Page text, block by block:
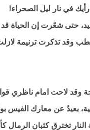
رأيك في نار ليل الصحراء!
حتى شعًرت إن
وقد تذكرت ترنيمة
وقد لاحت امام ناظري
بعيدٌ عن معارك الفيس
تخترق كثبان الرمال